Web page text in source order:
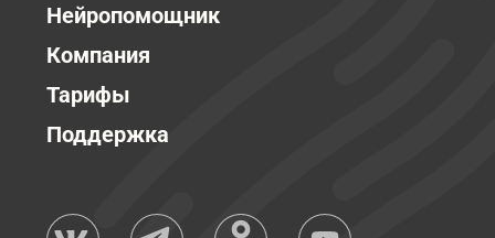
Нейропомощник
Компания
Тарифы
Поддержка